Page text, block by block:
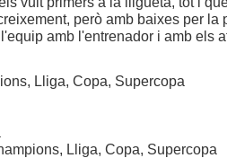
però amb baixes per la
amb l'entrenador i amb els
Lliga, Copa, Supercopa
Lliga, Copa, Supercopa